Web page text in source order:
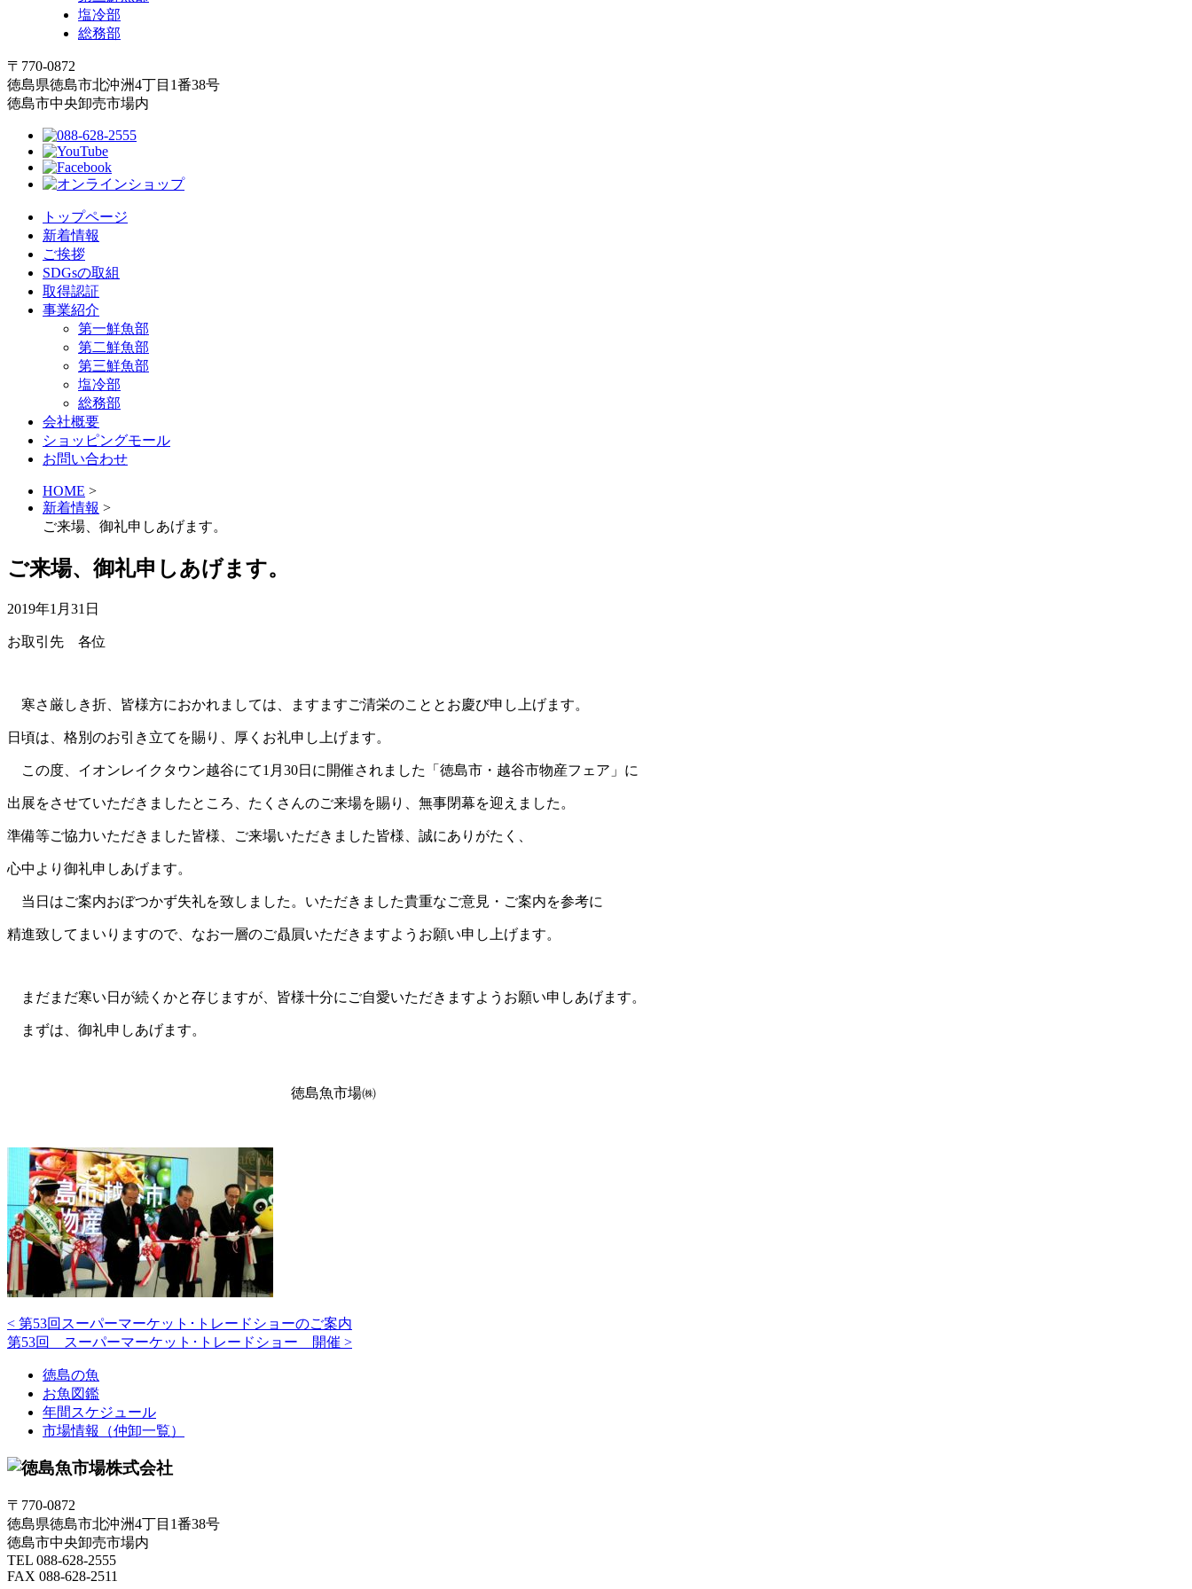
塩冷部
総務部
〒770-0872
徳島県徳島市北沖洲4丁目1番38号
徳島市中央卸売市場内
トップページ
新着情報
ご挨拶
SDGsの取組
取得認証
事業紹介
第一鮮魚部
第二鮮魚部
第三鮮魚部
塩冷部
総務部
会社概要
ショッピングモール
お問い合わせ
HOME >
新着情報 >
ご来場、御礼申しあげます。
ご来場、御礼申しあげます。
2019年1月31日
お取引先 各位
寒さ厳しき折、皆様方におかれましては、ますますご清栄のこととお慶び申し上げます。
日頃は、格別のお引き立てを賜り、厚くお礼申し上げます。
この度、イオンレイクタウン越谷にて1月30日に開催されました「徳島市・越谷市物産フェア」に
出展をさせていただきましたところ、たくさんのご来場を賜り、無事閉幕を迎えました。
準備等ご協力いただきました皆様、ご来場いただきました皆様、誠にありがたく、
心中より御礼申しあげます。
当日はご案内おぼつかず失礼を致しました。いただきました貴重なご意見・ご案内を参考に
精進致してまいりますので、なお一層のご贔屓いただきますようお願い申し上げます。
まだまだ寒い日が続くかと存じますが、皆様十分にご自愛いただきますようお願い申しあげます。
まずは、御礼申しあげます。
徳島魚市場㈱
< 第53回スーパーマーケット･トレードショーのご案内
第53回 スーパーマーケット･トレードショー 開催 >
徳島の魚
お魚図鑑
年間スケジュール
市場情報（仲卸一覧）
〒770-0872
徳島県徳島市北沖洲4丁目1番38号
徳島市中央卸売市場内
TEL 088-628-2555
FAX 088-628-2511